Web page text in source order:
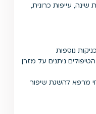
שינה, עייפות כרונית,
נוספות
ניתנים על מזרן
מרפא להשגת שיפור